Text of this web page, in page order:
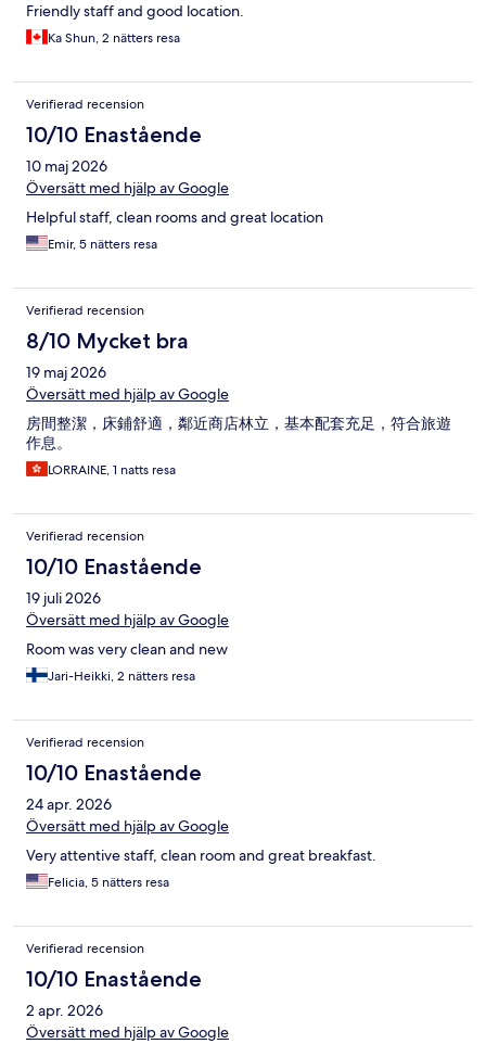
Friendly staff and good location.
Ka Shun, 2 nätters resa
Verifierad recension
10/10 Enastående
10 maj 2026
Översätt med hjälp av Google
Helpful staff, clean rooms and great location
Emir, 5 nätters resa
Verifierad recension
8/10 Mycket bra
19 maj 2026
Översätt med hjälp av Google
房間整潔，床鋪舒適，鄰近商店林立，基本配套充足，符合旅遊
作息。
LORRAINE, 1 natts resa
Verifierad recension
10/10 Enastående
19 juli 2026
Översätt med hjälp av Google
Room was very clean and new
Jari-Heikki, 2 nätters resa
Verifierad recension
10/10 Enastående
24 apr. 2026
Översätt med hjälp av Google
Very attentive staff, clean room and great breakfast.
Felicia, 5 nätters resa
Verifierad recension
10/10 Enastående
2 apr. 2026
Översätt med hjälp av Google